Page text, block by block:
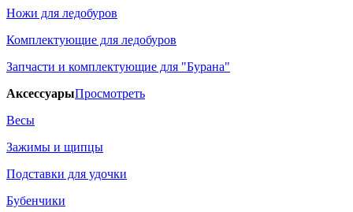
Ножи для ледобуров
Комплектующие для ледобуров
Запчасти и комплектующие для "Бурана"
АксессуарыПросмотреть
Весы
Зажимы и щипцы
Подставки для удочки
Бубенчики